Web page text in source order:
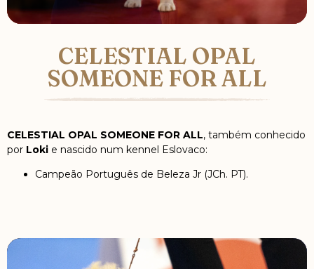
CELESTIAL OPAL
SOMEONE FOR ALL
CELESTIAL OPAL SOMEONE FOR ALL, também conhecido
por Loki e nascido num kennel Eslovaco:
Campeão Português de Beleza Jr (JCh. PT).